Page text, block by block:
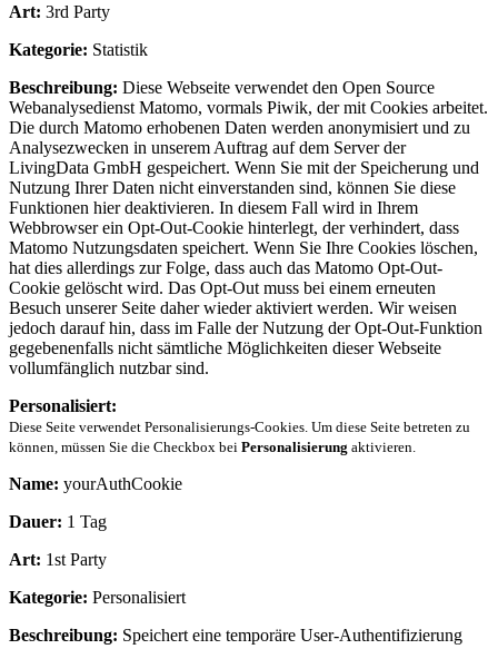
Art: 3rd Party
Kategorie: Statistik
Beschreibung: Diese Webseite verwendet den Open Source
Webanalysedienst Matomo, vormals Piwik, der mit Cookies arbeitet.
Die durch Matomo erhobenen Daten werden anonymisiert und zu
Analysezwecken in unserem Auftrag auf dem Server der
LivingData GmbH gespeichert. Wenn Sie mit der Speicherung und
Nutzung Ihrer Daten nicht einverstanden sind, können Sie diese
Funktionen hier deaktivieren. In diesem Fall wird in Ihrem
Webbrowser ein Opt-Out-Cookie hinterlegt, der verhindert, dass
Matomo Nutzungsdaten speichert. Wenn Sie Ihre Cookies löschen,
hat dies allerdings zur Folge, dass auch das Matomo Opt-Out-
Cookie gelöscht wird. Das Opt-Out muss bei einem erneuten
Besuch unserer Seite daher wieder aktiviert werden. Wir weisen
jedoch darauf hin, dass im Falle der Nutzung der Opt-Out-Funktion
gegebenenfalls nicht sämtliche Möglichkeiten dieser Webseite
vollumfänglich nutzbar sind.
Personalisiert:
Diese Seite verwendet Personalisierungs-Cookies. Um diese Seite betreten zu
können, müssen Sie die Checkbox bei Personalisierung aktivieren.
Name: yourAuthCookie
Dauer: 1 Tag
Art: 1st Party
Kategorie: Personalisiert
Beschreibung: Speichert eine temporäre User-Authentifizierung